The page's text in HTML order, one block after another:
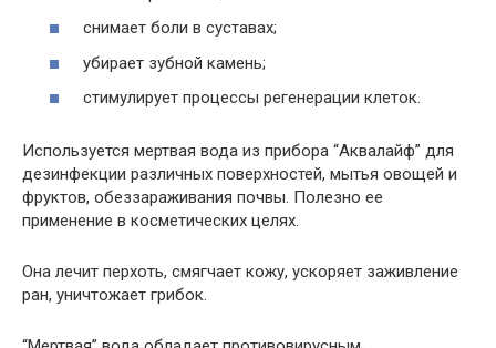
снимает боли в суставах;
убирает зубной камень;
стимулирует процессы регенерации клеток.
Используется мертвая вода из прибора “Аквалайф” для
дезинфекции различных поверхностей, мытья овощей и
фруктов, обеззараживания почвы. Полезно ее
применение в косметических целях.
Она лечит перхоть, смягчает кожу, ускоряет заживление
ран, уничтожает грибок.